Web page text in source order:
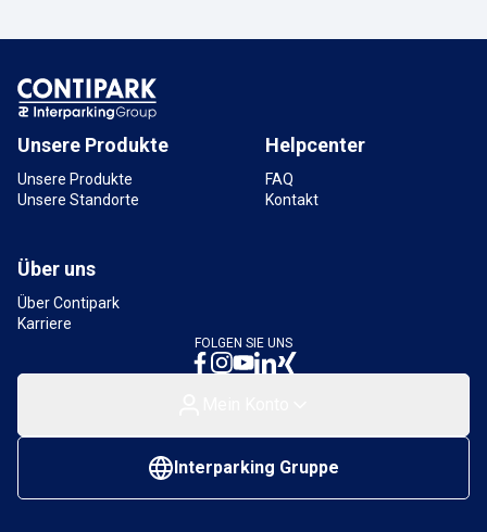
Unsere Produkte
Unsere Produkte
Unsere Standorte
Helpcenter
FAQ
Kontakt
Über uns
Über Contipark
Karriere
FOLGEN SIE UNS
Interparking Gruppe